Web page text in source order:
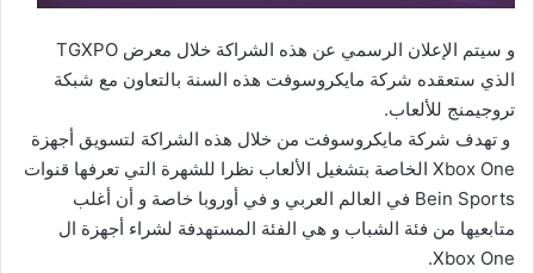
و سيتم الإعلان الرسمي عن هذه الشراكة خلال معرض TGXPO
الذي ستعقده شركة مايكروسوفت هذه السنة بالتعاون مع شبكة
تروجيمنج للألعاب.
و تهدف شركة مايكروسوفت من خلال هذه الشراكة لتسويق أجهزة
Xbox One الخاصة بتشغيل الألعاب نظرا للشهرة التي تعرفها قنوات
Bein Sports في العالم العربي و في أوروبا خاصة و أن أغلب
متابعيها من فئة الشباب و هي الفئة المستهدفة لشراء أجهزة ال
Xbox One.